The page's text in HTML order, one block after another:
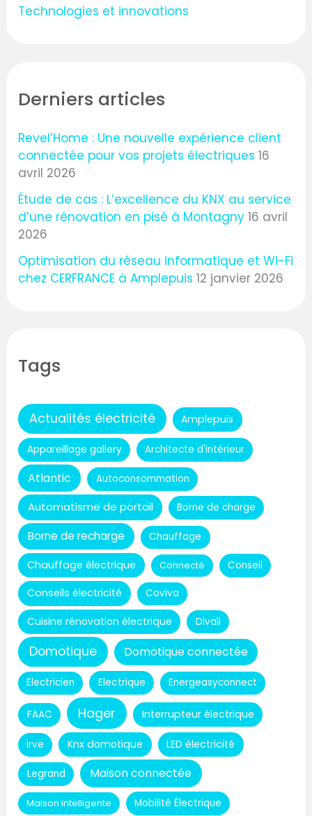
Technologies et innovations
Derniers articles
Revel’Home : Une nouvelle expérience client
connectée pour vos projets électriques 16
avril 2026
Étude de cas : L’excellence du KNX au service
d’une rénovation en pisé à Montagny 16 avril
2026
Optimisation du réseau informatique et Wi-Fi
chez CERFRANCE à Amplepuis 12 janvier 2026
Tags
Actualités électricité Amplepuis
Appareillage gallery Architecte d'intérieur
Atlantic Autoconsommation
Automatisme de portail Borne de charge
Borne de recharge Chauffage
Chauffage électrique Connecté Conseil
Conseils électricité Coviva
Cuisine rénovation électrique Divali
Domotique Domotique connectée
Electricien Electrique Energeasyconnect
FAAC Hager Interrupteur électrique
irve Knx domotique LED électricité
Legrand Maison connectée
Maison intelligente Mobilité Électrique